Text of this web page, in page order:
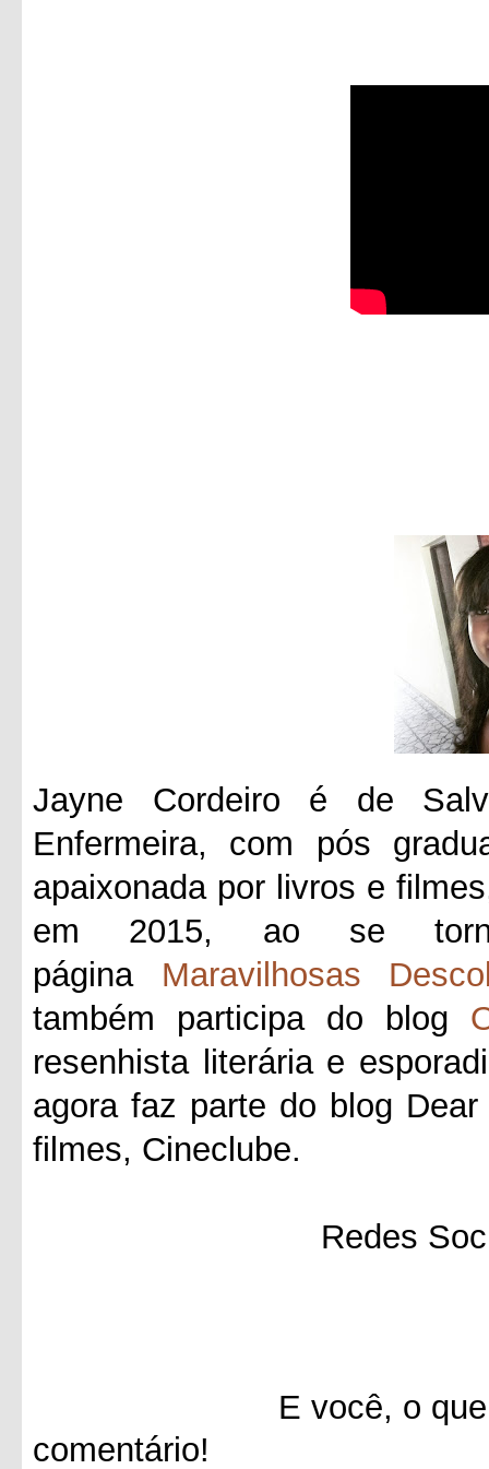
Jayne Cordeiro é de
Enfermeira, com pós
apaixonada por livros e
em 2015, ao se
página Maravilhosas
também participa do blog
resenhista literária e
agora faz parte do blog
filmes, Cineclube.
Redes
E você, o que achou
comentário!